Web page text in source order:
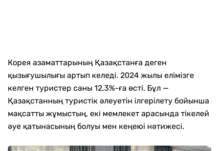
Корея азаматтарының Қазақстанға деген
қызығушылығы артып келеді. 2024 жылы елімізге
келген туристер саны 12,3%-ға өсті. Бұл —
Қазақстанның туристік әлеуетін ілгерілету бойынша
мақсатты жұмыстың, екі мемлекет арасында тікелей
әуе қатынасының болуы мен кеңеюі нәтижесі.